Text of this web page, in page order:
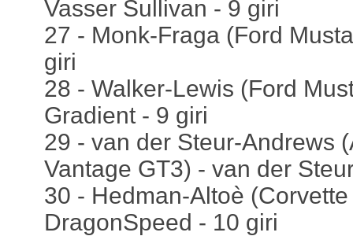
Vasser Sullivan - 9 giri
27 - Monk-Fraga (Ford
giri
28 - Walker-Lewis (Ford
Gradient - 9 giri
29 - van der Steur-Andrews
Vantage GT3) - van der
30 - Hedman-Altoè
DragonSpeed - 10 giri